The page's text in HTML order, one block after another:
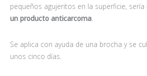
pequeños agujeritos en la superficie, sería
un producto anticarcoma.
Se aplica con ayuda de una brocha y se
unos cinco días.